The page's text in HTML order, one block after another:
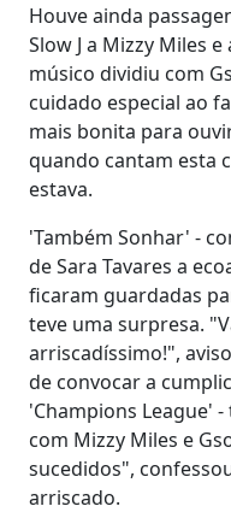
Houve ainda
Slow J a Mizzy Miles
músico dividiu com
cuidado especial ao
mais bonita para
quando cantam esta
estava.
'Também Sonhar' -
de Sara Tavares a
ficaram guardadas
teve uma surpresa.
arriscadíssimo!",
de convocar a
'Champions League'
com Mizzy Miles e
sucedidos",
arriscado.